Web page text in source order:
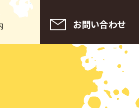
お問い合わせ